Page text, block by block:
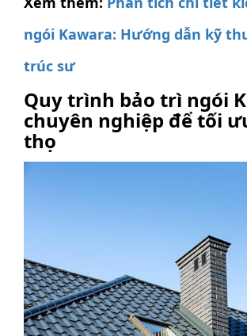
ngói Kawara: Hướng dẫn kỹ
trúc sư
Quy trình bảo trì ngói
chuyên nghiệp để tối
thọ